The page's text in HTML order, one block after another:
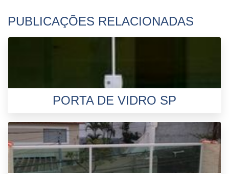
PUBLICAÇÕES RELACIONADAS
PORTA DE VIDRO SP